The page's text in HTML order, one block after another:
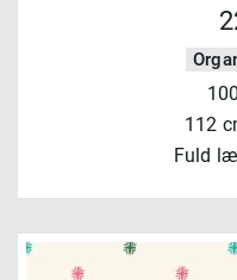
112
Fuld